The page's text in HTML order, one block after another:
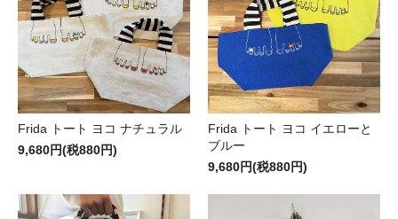
Frida トート ヨコ ナチュラル
9,680円(税880円)
Frida トート ヨコ イエローと
ブルー
9,680円(税880円)